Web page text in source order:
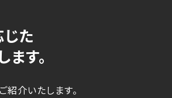
た
す。
介いたします。